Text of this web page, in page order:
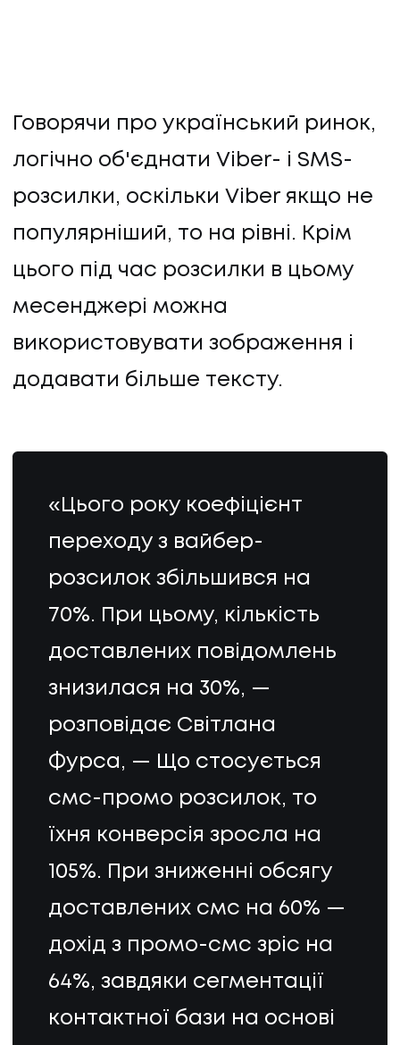
Говорячи про український ринок,
логічно об'єднати Viber- і SMS-
розсилки, оскільки Viber якщо не
популярніший, то на рівні. Крім
цього під час розсилки в цьому
месенджері можна
використовувати зображення і
додавати більше тексту.
«Цього року коефіцієнт
переходу з вайбер-
розсилок збільшився на
70%. При цьому, кількість
доставлених повідомлень
знизилася на 30%, —
розповідає Світлана
Фурса, — Що стосується
смс-промо розсилок, то
їхня конверсія зросла на
105%. При зниженні обсягу
доставлених смс на 60% —
дохід з промо-смс зріс на
64%, завдяки сегментації
контактної бази на основі